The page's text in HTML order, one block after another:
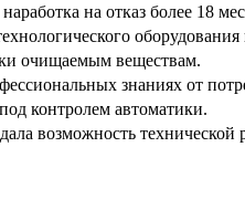
на отказ более 18
очищаемым веществам.
знаниях от
контролем автоматики.
возможность